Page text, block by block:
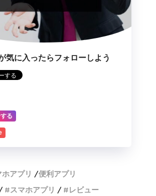
気に入ったらフォローしよう
る
ホアプリ
便利アプリ
スマホアプリ レビュー